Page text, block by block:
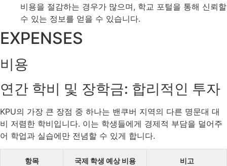
비용을 절감하는 경우가 많으며, 학교 포털을 통해 신뢰할
수 있는 정보를 얻을 수 있습니다.
EXPENSES
비용
연간 학비 및 장학금: 합리적인 투자
KPU의 가장 큰 장점 중 하나는 밴쿠버 지역의 다른 명문대 대
비 저렴한 학비입니다. 이는 학생들에게 경제적 부담을 덜어주
어 학업과 실습에만 전념할 수 있게 합니다.
항목
국제 학생 예상 비용
비고